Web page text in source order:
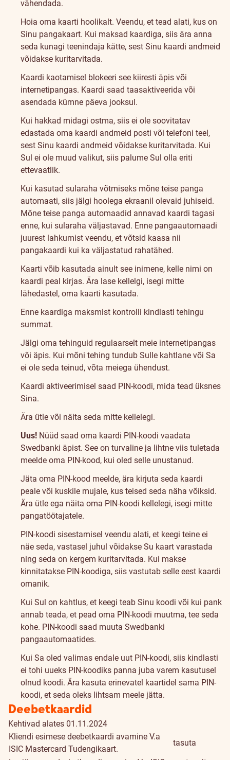
vähendada.
Hoia oma kaarti hoolikalt. Veendu, et tead alati, kus on
Sinu pangakaart. Kui maksad kaardiga, siis ära anna
seda kunagi teenindaja kätte, sest Sinu kaardi andmeid
võidakse kuritarvitada.
Kaardi kaotamisel blokeeri see kiiresti äpis või
internetipangas. Kaardi saad taasaktiveerida või
asendada kümne päeva jooksul.
Kui hakkad midagi ostma, siis ei ole soovitatav
edastada oma kaardi andmeid posti või telefoni teel,
sest Sinu kaardi andmeid võidakse kuritarvitada. Kui
Sul ei ole muud valikut, siis palume Sul olla eriti
ettevaatlik.
Kui kasutad sularaha võtmiseks mõne teise panga
automaati, siis jälgi hoolega ekraanil olevaid juhiseid.
Mõne teise panga automaadid annavad kaardi tagasi
enne, kui sularaha väljastavad. Enne pangaautomaadi
juurest lahkumist veendu, et võtsid kaasa nii
pangakaardi kui ka väljastatud rahatähed.
Kaarti võib kasutada ainult see inimene, kelle nimi on
kaardi peal kirjas. Ära lase kellelgi, isegi mitte
lähedastel, oma kaarti kasutada.
Enne kaardiga maksmist kontrolli kindlasti tehingu
summat.
Jälgi oma tehinguid regulaarselt meie internetipangas
või äpis. Kui mõni tehing tundub Sulle kahtlane või Sa
ei ole seda teinud, võta meiega ühendust.
Kaardi aktiveerimisel saad PIN-koodi, mida tead üksnes
Sina.
Ära ütle või näita seda mitte kellelegi.
Uus! Nüüd saad oma kaardi PIN-koodi vaadata
Swedbanki äpist. See on turvaline ja lihtne viis tuletada
meelde oma PIN-kood, kui oled selle unustanud.
Jäta oma PIN-kood meelde, ära kirjuta seda kaardi
peale või kuskile mujale, kus teised seda näha võiksid.
Ära ütle ega näita oma PIN-koodi kellelegi, isegi mitte
pangatöötajatele.
PIN-koodi sisestamisel veendu alati, et keegi teine ei
näe seda, vastasel juhul võidakse Su kaart varastada
ning seda on kergem kuritarvitada. Kui makse
kinnitatakse PIN-koodiga, siis vastutab selle eest kaardi
omanik.
Kui Sul on kahtlus, et keegi teab Sinu koodi või kui pank
annab teada, et pead oma PIN-koodi muutma, tee seda
kohe. PIN-koodi saad muuta Swedbanki
pangaautomaatides.
Kui Sa oled valimas endale uut PIN-koodi, siis kindlasti
ei tohi uueks PIN-koodiks panna juba varem kasutusel
olnud koodi. Ära kasuta erinevatel kaartidel sama PIN-
koodi, et seda oleks lihtsam meele jätta.
Hinnakiri
Deebetkaardid
Kehtivad alates 01.11.2024
Kliendi esimese deebetkaardi avamine V.a
ISIC Mastercard Tudengikaart.
tasuta